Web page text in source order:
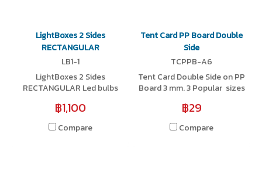
LightBoxes 2 Sides
RECTANGULAR
LB1-1
LightBoxes 2 Sides
RECTANGULAR Led bulbs
available
฿1,100
Compare
Tent Card PP Board Double
Side
TCPPB-A6
Tent Card Double Side on PP
Board 3 mm. 3 Popular sizes
฿29
Compare